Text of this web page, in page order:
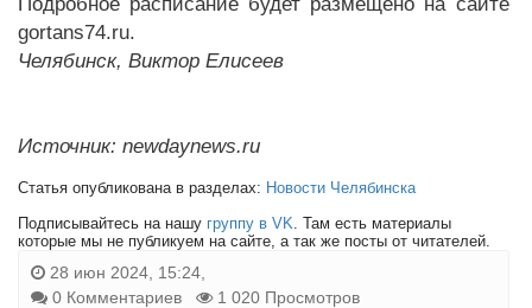
gortans74.ru.
Челябинск, Виктор Елисеев
Источник: newdaynews.ru
Статья опубликована в разделах: Новости Челябинска
Подписывайтесь на нашу группу в VK . Там есть материалы
которые мы не публикуем на сайте, а так же посты от читателей.
28 июн 2024, 15:24,
0 Комментариев
1 020 Просмотров